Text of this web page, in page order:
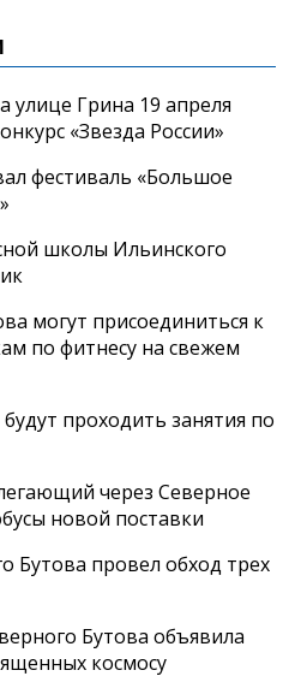
улице Грина 19 апреля
«Звезда России»
фестиваль «Большое
школы Ильинского
могут присоединиться к
по фитнесу на свежем
проходить занятия по
через Северное
новой поставки
Бутова провел обход трех
Бутова объявила
космосу